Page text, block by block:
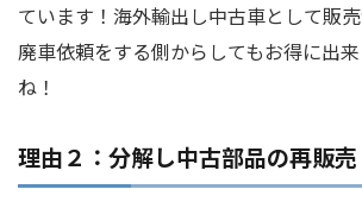
ています！海外輸出し中古車として販売
廃車依頼をする側からしてもお得に出
ね！
理由２：分解し中古部品の再販売